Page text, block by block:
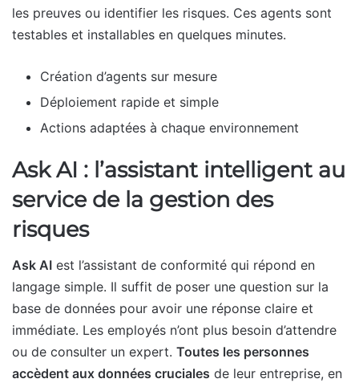
les preuves ou identifier les risques. Ces agents sont
testables et installables en quelques minutes.
Création d’agents sur mesure
Déploiement rapide et simple
Actions adaptées à chaque environnement
Ask AI : l’assistant intelligent au
service de la gestion des
risques
Ask AI est l’assistant de conformité qui répond en
langage simple. Il suffit de poser une question sur la
base de données pour avoir une réponse claire et
immédiate. Les employés n’ont plus besoin d’attendre
ou de consulter un expert. Toutes les personnes
accèdent aux données cruciales de leur entreprise, en